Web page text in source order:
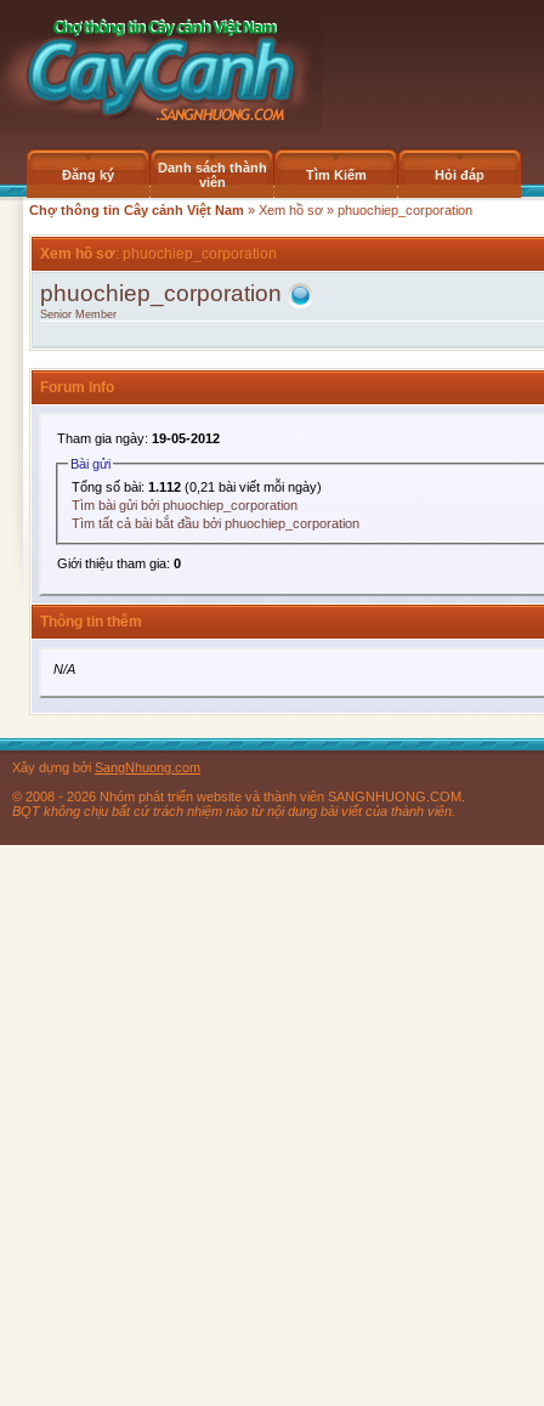
Đăng ký
Danh sách thành
viên
Tìm Kiếm Hỏi đáp
Chợ thông tin Cây cảnh Việt Nam » Xem hồ sơ » phuochiep_corporation
Xem hồ sơ: phuochiep_corporation
phuochiep_corporation
Senior Member
Forum Info
Tham gia ngày: 19-05-2012
Bài gửi
Tổng số bài:1.112 (0,21 bài viết mỗi ngày)
Tìm bài gửi bởi phuochiep_corporation
Tìm tất cả bài bắt đầu bởi phuochiep_corporation
Giới thiệu tham gia: 0
Thông tin thêm
N/A
Xây dựng bởi SangNhuong.com
© 2008 - 2026 Nhóm phát triển website và thành viên SANGNHUONG.COM.
BQT không chịu bất cứ trách nhiệm nào từ nội dung bài viết của thành viên.